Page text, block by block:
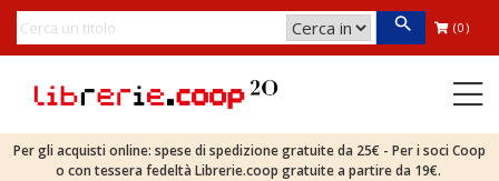
(0)
Per gli acquisti online: spese di spedizione gratuite da 25€ - Per i soci Coop
o con tessera fedeltà Librerie.coop gratuite a partire da 19€.